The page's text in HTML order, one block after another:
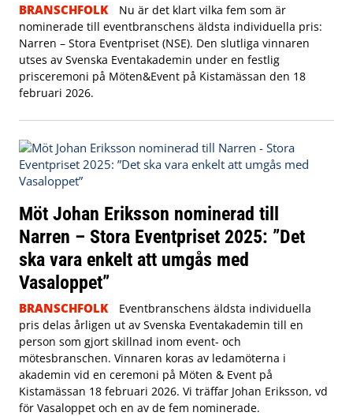
BRANSCHFOLK
Nu är det klart vilka fem som är
nominerade till eventbranschens äldsta individuella pris:
Narren – Stora Eventpriset (NSE). Den slutliga vinnaren
utses av Svenska Eventakademin under en festlig
prisceremoni på Möten&Event på Kistamässan den 18
februari 2026.
Möt Johan Eriksson nominerad till
Narren – Stora Eventpriset 2025: ”Det
ska vara enkelt att umgås med
Vasaloppet”
BRANSCHFOLK
Eventbranschens äldsta individuella
pris delas årligen ut av Svenska Eventakademin till en
person som gjort skillnad inom event- och
mötesbranschen. Vinnaren koras av ledamöterna i
akademin vid en ceremoni på Möten & Event på
Kistamässan 18 februari 2026. Vi träffar Johan Eriksson, vd
för Vasaloppet och en av de fem nominerade.